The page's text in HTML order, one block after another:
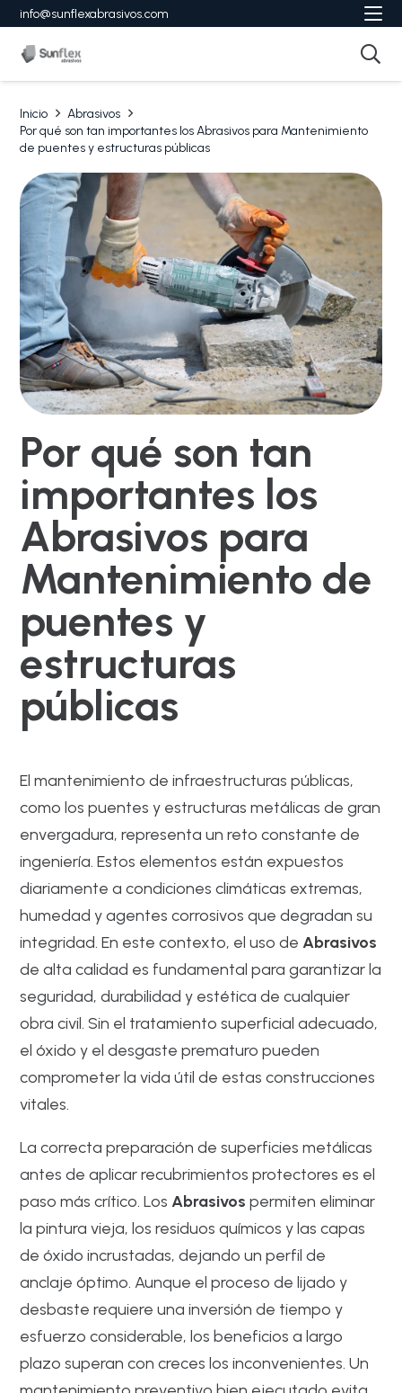
info@sunflexabrasivos.com
Inicio
Abrasivos
Por qué son tan importantes los Abrasivos para Mantenimiento
de puentes y estructuras públicas
Por qué son tan
importantes los
Abrasivos para
Mantenimiento de
puentes y
estructuras
públicas
El mantenimiento de infraestructuras públicas,
como los puentes y estructuras metálicas de gran
envergadura, representa un reto constante de
ingeniería. Estos elementos están expuestos
diariamente a condiciones climáticas extremas,
humedad y agentes corrosivos que degradan su
integridad. En este contexto, el uso de Abrasivos
de alta calidad es fundamental para garantizar la
seguridad, durabilidad y estética de cualquier
obra civil. Sin el tratamiento superficial adecuado,
el óxido y el desgaste prematuro pueden
comprometer la vida útil de estas construcciones
vitales.
La correcta preparación de superficies metálicas
antes de aplicar recubrimientos protectores es el
paso más crítico. Los Abrasivos permiten eliminar
la pintura vieja, los residuos químicos y las capas
de óxido incrustadas, dejando un perfil de
anclaje óptimo. Aunque el proceso de lijado y
desbaste requiere una inversión de tiempo y
esfuerzo considerable, los beneficios a largo
plazo superan con creces los inconvenientes. Un